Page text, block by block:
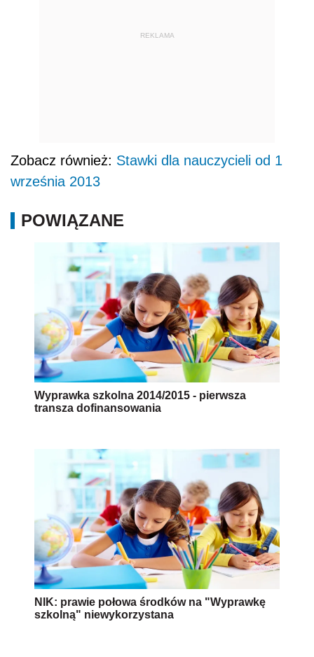
REKLAMA
Zobacz również: Stawki dla nauczycieli od 1
września 2013
POWIĄZANE
Wyprawka szkolna 2014/2015 - pierwsza
transza dofinansowania
NIK: prawie połowa środków na "Wyprawkę
szkolną" niewykorzystana